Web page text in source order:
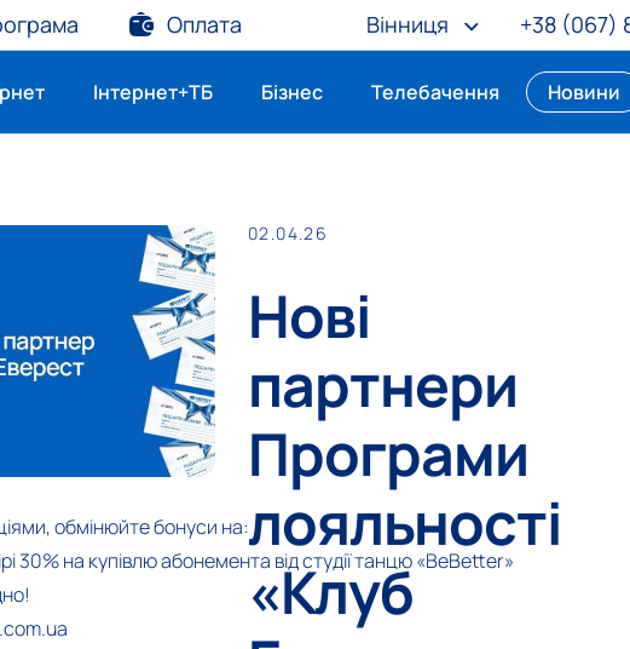
Оплата Вінниця +38 (067)
Інтернет+ТБ Бізнес Телебачення Новини
02.04.26
Нові
партнери
Програми
лояльності
«Клуб
обмінюйте бонуси на:
30% на купівлю абонемента від студії танцю «BeBetter»